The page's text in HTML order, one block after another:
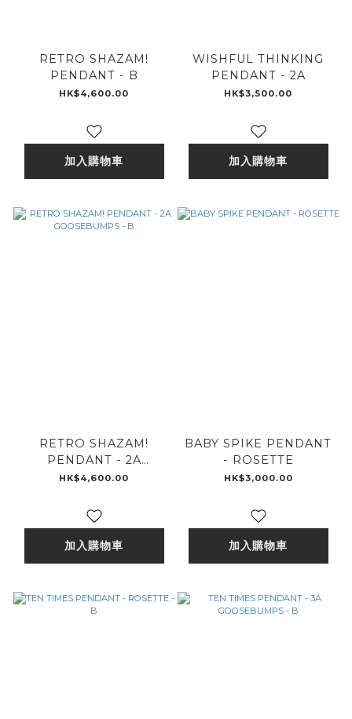
RETRO SHAZAM!
PENDANT - B
HK$4,600.00
加入購物車
WISHFUL THINKING
PENDANT - 2A
HK$3,500.00
加入購物車
RETRO SHAZAM!
PENDANT - 2A
GOOSEBUMPS - B
HK$4,600.00
加入購物車
BABY SPIKE PENDANT
- ROSETTE
HK$3,000.00
加入購物車